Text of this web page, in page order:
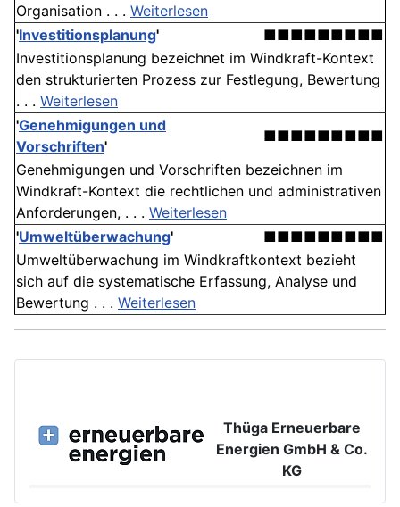
Organisation . . . Weiterlesen
'Investitionsplanung'
■■■■■■■■■
Investitionsplanung bezeichnet im Windkraft-Kontext
den strukturierten Prozess zur Festlegung, Bewertung
. . . Weiterlesen
'Genehmigungen und
Vorschriften'
■■■■■■■■■
Genehmigungen und Vorschriften bezeichnen im
Windkraft-Kontext die rechtlichen und administrativen
Anforderungen, . . . Weiterlesen
'Umweltüberwachung'
■■■■■■■■■
Umweltüberwachung im Windkraftkontext bezieht
sich auf die systematische Erfassung, Analyse und
Bewertung . . . Weiterlesen
Thüga Erneuerbare
Energien GmbH & Co.
KG